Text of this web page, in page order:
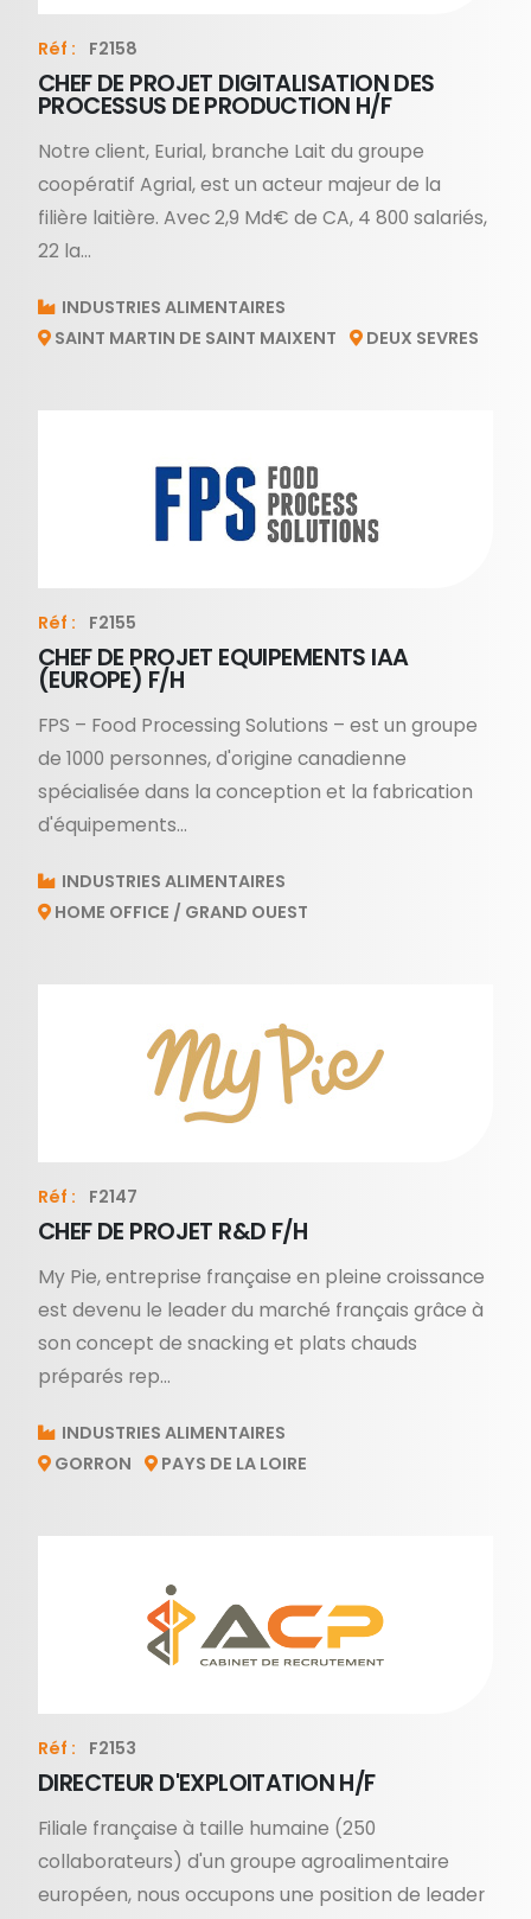
Réf : F2158
CHEF DE PROJET DIGITALISATION DES
PROCESSUS DE PRODUCTION H/F
Notre client, Eurial, branche Lait du groupe
coopératif Agrial, est un acteur majeur de la
filière laitière. Avec 2,9 Md€ de CA, 4 800 salariés,
22 la...
INDUSTRIES ALIMENTAIRES
SAINT MARTIN DE SAINT MAIXENT
DEUX SEVRES
Réf : F2155
CHEF DE PROJET EQUIPEMENTS IAA
(EUROPE) F/H
FPS – Food Processing Solutions – est un groupe
de 1000 personnes, d'origine canadienne
spécialisée dans la conception et la fabrication
d'équipements...
INDUSTRIES ALIMENTAIRES
HOME OFFICE / GRAND OUEST
Réf : F2147
CHEF DE PROJET R&D F/H
My Pie, entreprise française en pleine croissance
est devenu le leader du marché français grâce à
son concept de snacking et plats chauds
préparés rep...
INDUSTRIES ALIMENTAIRES
GORRON
PAYS DE LA LOIRE
Réf : F2153
DIRECTEUR D'EXPLOITATION H/F
Filiale française à taille humaine (250
collaborateurs) d'un groupe agroalimentaire
européen, nous occupons une position de leader